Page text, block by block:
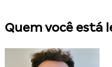
Quem você está